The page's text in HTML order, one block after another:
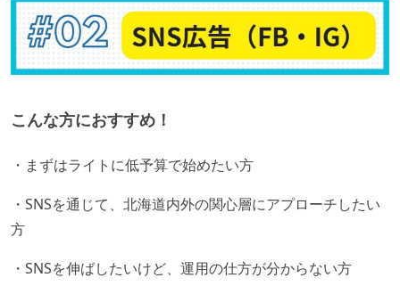
こんな方におすすめ！
・まずはライトに低予算で始めたい方
・SNSを通じて、北海道内外の関心層にアプローチしたい
方
・SNSを伸ばしたいけど、運用の仕方が分からない方